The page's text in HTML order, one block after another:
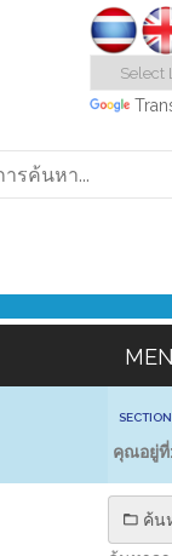
คุณอยู่ที่:
ค้น